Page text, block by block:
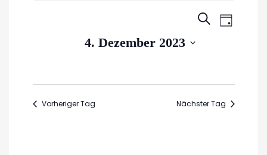
Suche
SUCHE
TAG
4. Dezember 2023
Vorheriger Tag Nächster Tag